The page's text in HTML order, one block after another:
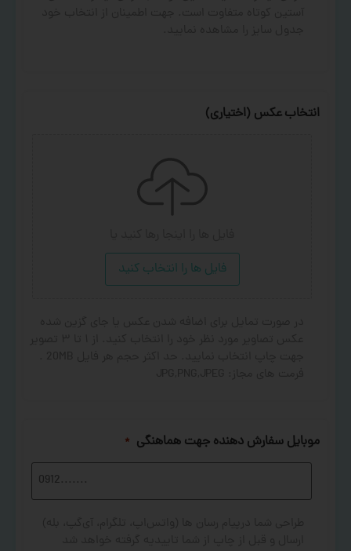
انتخاب عکس (اختیاری)
فایل ها را انتخاب کنید
موبایل سفارش دهنده جهت هماهنگی *